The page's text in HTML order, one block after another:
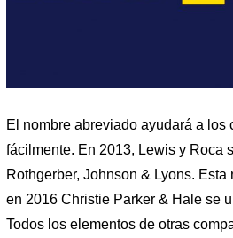
El nombre abreviado ayudará a los
fácilmente. En 2013, Lewis y Roca
Rothgerber, Johnson & Lyons.
en 2016 Christie Parker & Hale se
Todos los elementos de otras